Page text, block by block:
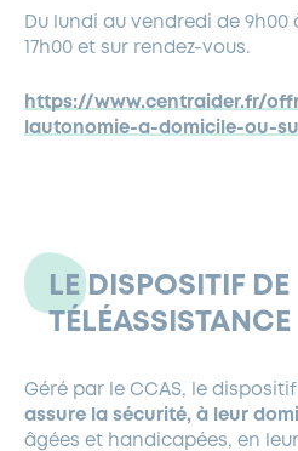
Du lundi au vendredi de 9h00
17h00 et sur rendez-vous.
https://www.centraider.fr/
lautonomie-a-domicile-ou-
LE DISPOSITIF DE
TÉLÉASSISTANCE
Géré par le CCAS, le
assure la sécurité, à leur
âgées et handicapées, en